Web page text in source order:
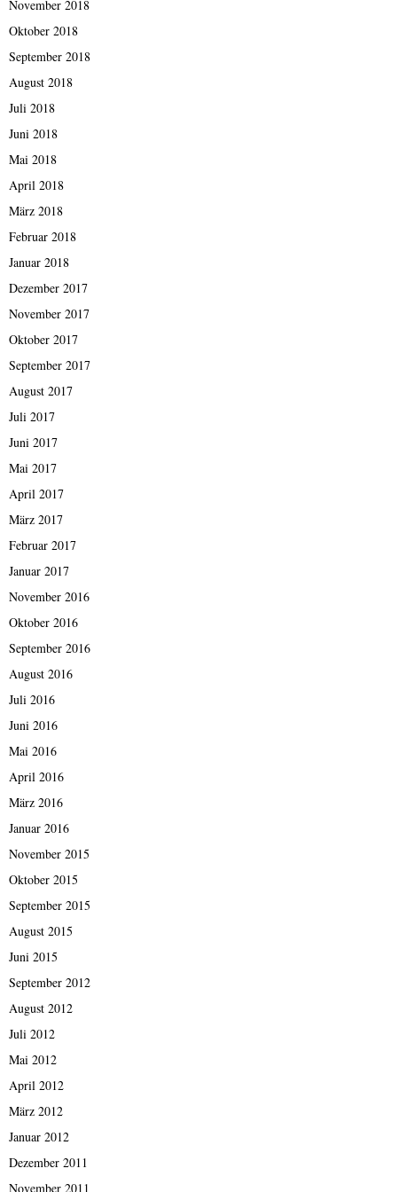
November 2018
Oktober 2018
September 2018
August 2018
Juli 2018
Juni 2018
Mai 2018
April 2018
März 2018
Februar 2018
Januar 2018
Dezember 2017
November 2017
Oktober 2017
September 2017
August 2017
Juli 2017
Juni 2017
Mai 2017
April 2017
März 2017
Februar 2017
Januar 2017
November 2016
Oktober 2016
September 2016
August 2016
Juli 2016
Juni 2016
Mai 2016
April 2016
März 2016
Januar 2016
November 2015
Oktober 2015
September 2015
August 2015
Juni 2015
September 2012
August 2012
Juli 2012
Mai 2012
April 2012
März 2012
Januar 2012
Dezember 2011
November 2011